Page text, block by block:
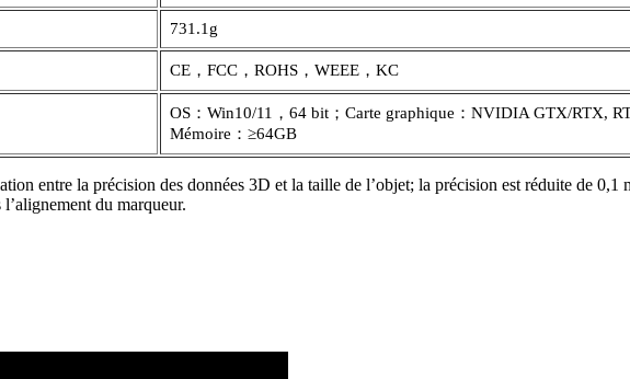
731.1g
CE，FCC，ROHS，WEEE，KC
OS：Win10/11，64 bit；Carte graphique：NVIDIA GTX/RTX,
Mémoire：≥64GB
entre la précision des données 3D et la taille de l’objet; la précision est réduite de
du marqueur.